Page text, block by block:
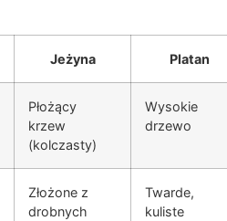
Jeżyna Platan
Płożący
krzew
(kolczasty)
Wysokie
drzewo
Złożone z
drobnych
Twarde,
kuliste